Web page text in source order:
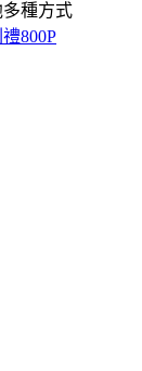
種方式
800P